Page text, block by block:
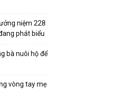
niệm 228
phát biểu
bà nuôi hộ để
vòng tay mẹ